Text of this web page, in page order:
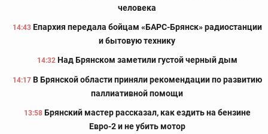
человека
14:43 Епархия передала бойцам «БАРС-Брянск» радиостанции
и бытовую технику
14:32 Над Брянском заметили густой черный дым
14:17 В Брянской области приняли рекомендации по развитию
паллиативной помощи
13:58 Брянский мастер рассказал, как ездить на бензине
Евро-2 и не убить мотор